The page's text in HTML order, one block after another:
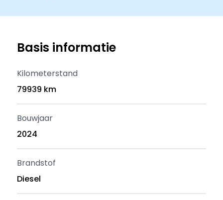
Basis informatie
Kilometerstand
79939 km
Bouwjaar
2024
Brandstof
Diesel